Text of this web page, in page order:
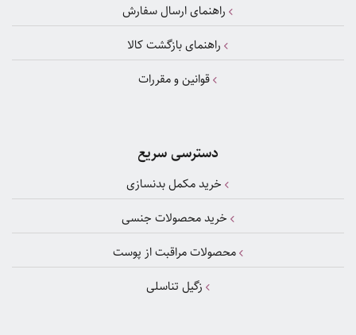
راهنمای ارسال سفارش
راهنمای بازگشت کالا
قوانین و مقررات
دسترسی سریع
خرید مکمل بدنسازی
خرید محصولات جنسی
محصولات مراقبت از پوست
زگیل تناسلی